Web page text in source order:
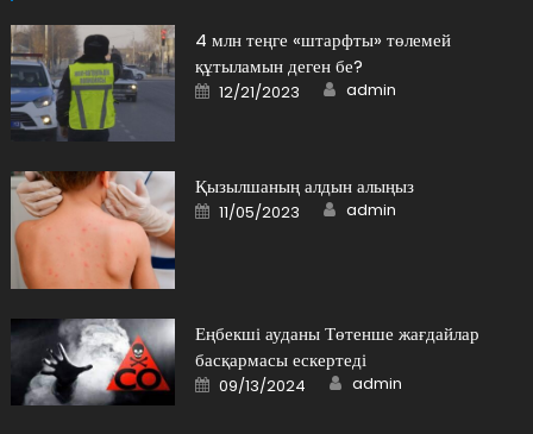
4 млн теңге «штарфты» төлемей
құтыламын деген бе?
Posted
on
12/21/2023 Author
admin
Қызылшаның алдын алыңыз
Posted
on
11/05/2023 Author
admin
Еңбекші ауданы Төтенше жағдайлар
басқармасы ескертеді
Posted
on
09/13/2024 Author
admin